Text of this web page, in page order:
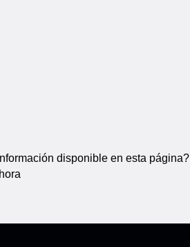
disponible en esta página?